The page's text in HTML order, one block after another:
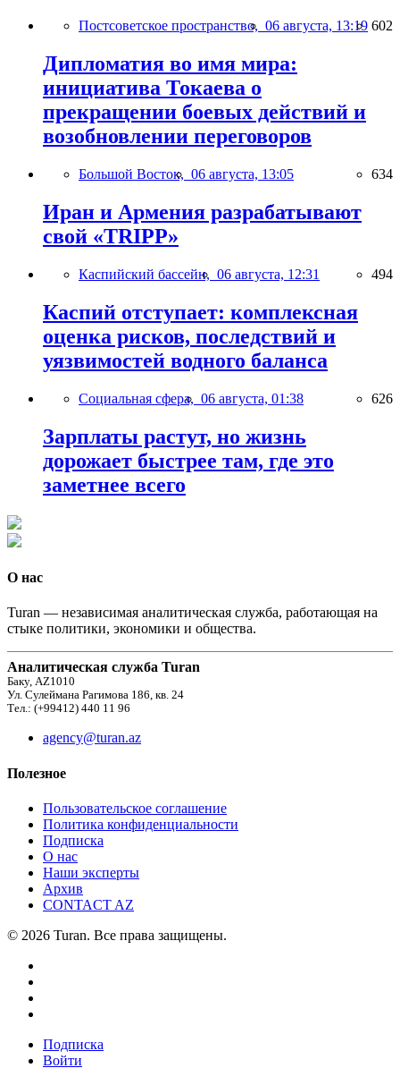
Постсоветское пространство, 06 августа, 13:19 602
Дипломатия во имя мира:
инициатива Токаева о
прекращении боевых действий и
возобновлении переговоров
Большой Восток, 06 августа, 13:05 634
Иран и Армения разрабатывают
свой «TRIPP»
Каспийский бассейн, 06 августа, 12:31 494
Каспий отступает: комплексная
оценка рисков, последствий и
уязвимостей водного баланса
Социальная сфера, 06 августа, 01:38 626
Зарплаты растут, но жизнь
дорожает быстрее там, где это
заметнее всего
О нас
Turan — независимая аналитическая служба, работающая на
стыке политики, экономики и общества.
Аналитическая служба Turan
Баку, AZ1010
Ул. Сулеймана Рагимова 186, кв. 24
Тел.: (+99412) 440 11 96
agency@turan.az
Полезное
Пользовательское соглашение
Политика конфиденциальности
Подписка
О нас
Наши эксперты
Архив
CONTACT AZ
© 2026 Turan. Все права защищены.
Подписка
Войти